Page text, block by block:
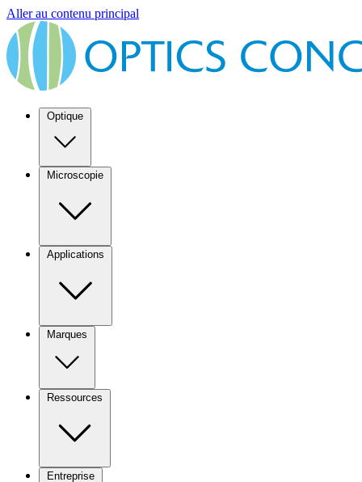
Aller au contenu principal
Optique
Microscopie
Applications
Marques
Ressources
Entreprise